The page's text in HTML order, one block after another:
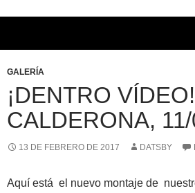
CONTENIDO
GALERÍA
¡DENTRO
CALDERONA,
13 DE FEBRERO DE 2017 DATSBY
Aquí está el nuevo montaje de